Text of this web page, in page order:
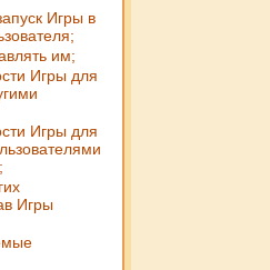
Игры в
им;
Игры для
Игры для
Игры